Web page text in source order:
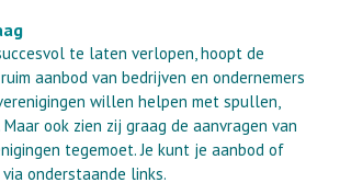
te laten verlopen, hoopt de
aanbod van bedrijven en ondernemers
willen helpen met spullen,
ook zien zij graag de aanvragen van
tegemoet. Je kunt je aanbod of
onderstaande links.